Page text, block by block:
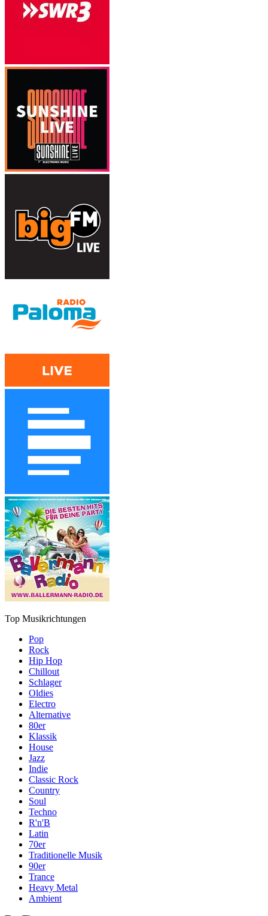
Top Musikrichtungen
Pop
Rock
Hip Hop
Chillout
Schlager
Oldies
Electro
Alternative
80er
Klassik
House
Jazz
Indie
Classic Rock
Country
Soul
Techno
R'n'B
Latin
70er
Traditionelle Musik
90er
Trance
Heavy Metal
Ambient